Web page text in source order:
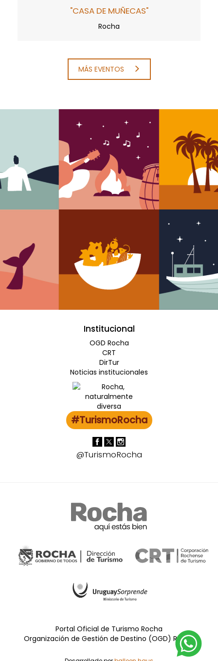
"CASA DE MUÑECAS"
Rocha
MÁS EVENTOS
Institucional
OGD Rocha
CRT
DirTur
Noticias institucionales
#TurismoRocha
@TurismoRocha
Portal Oficial de Turismo Rocha
Organización de Gestión de Destino (OGD) Rocha